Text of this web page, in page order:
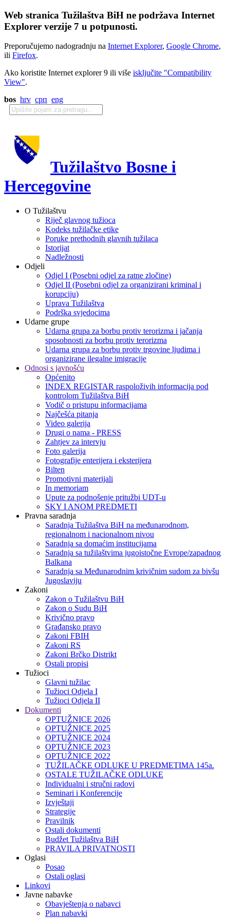
Web stranica Tužilaštva BiH ne podržava Internet
Explorer verzije 7 u potpunosti.
Preporučujemo nadogradnju na Internet Explorer, Google Chrome,
ili Firefox.
Ako koristite Internet explorer 9 ili više isključite "Compatibility
View".
bos hrv срп eng
Tužilaštvo Bosne i
Hercegovine
O Tužilaštvu
Riječ glavnog tužioca
Kodeks tužilačke etike
Poruke prethodnih glavnih tužilaca
Istorijat
Nadležnosti
Odjeli
Odjel I (Posebni odjel za ratne zločine)
Odjel II (Posebni odjel za organizirani kriminal i
korupciju)
Uprava Tužilaštva
Podrška svjedocima
Udarne grupe
Udarna grupa za borbu protiv terorizma i jačanja
sposobnosti za borbu protiv terorizma
Udarna grupa za borbu protiv trgovine ljudima i
organizirane ilegalne imigracije
Odnosi s javnošću
Općenito
INDEX REGISTAR raspoloživih informacija pod
kontrolom Tužilaštva BiH
Vodič o pristupu informacijama
Najčešća pitanja
Video galerija
Drugi o nama - PRESS
Zahtjev za intervju
Foto galerija
Fotografije enterijera i eksterijera
Bilten
Promotivni materijali
In memoriam
Upute za podnošenje pritužbi UDT-u
SKY I ANOM PREDMETI
Pravna saradnja
Saradnja Tužilaštva BiH na međunarodnom,
regionalnom i nacionalnom nivou
Saradnja sa domaćim institucijama
Saradnja sa tužilaštvima jugoistočne Evrope/zapadnog
Balkana
Saradnja sa Međunarodnim krivičnim sudom za bivšu
Jugoslaviju
Zakoni
Zakon o Тužilaštvu BiH
Zakon o Sudu BiH
Krivično pravo
Građansko pravo
Zakoni FBIH
Zakoni RS
Zakoni Brčko Distrikt
Ostali propisi
Tužioci
Glavni tužilac
Tužioci Odjela I
Tužioci Odjela II
Dokumenti
OPTUŽNICE 2026
OPTUŽNICE 2025
OPTUŽNICE 2024
OPTUŽNICE 2023
OPTUŽNICE 2022
TUŽILAČKE ODLUKE U PREDMETIMA 145a.
OSTALE TUŽILAČKE ODLUKE
Individualni i stručni radovi
Seminari i Konferencije
Izvještaji
Strategije
Pravilnik
Ostali dokumenti
Budžet Tužilaštva BiH
PRAVILA PRIVATNOSTI
Oglasi
Posao
Ostali oglasi
Linkovi
Javne nabavke
Obavještenja o nabavci
Plan nabavki